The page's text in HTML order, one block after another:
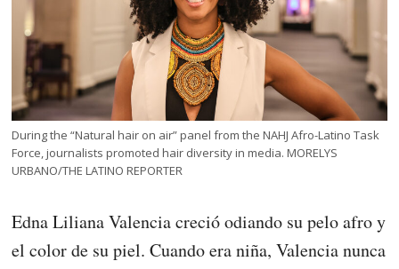
During the “Natural hair on air” panel from the NAHJ Afro-Latino Task
Force, journalists promoted hair diversity in media. MORELYS
URBANO/THE LATINO REPORTER
Edna Liliana Valencia creció odiando su pelo afro y
el color de su piel. Cuando era niña, Valencia nunca